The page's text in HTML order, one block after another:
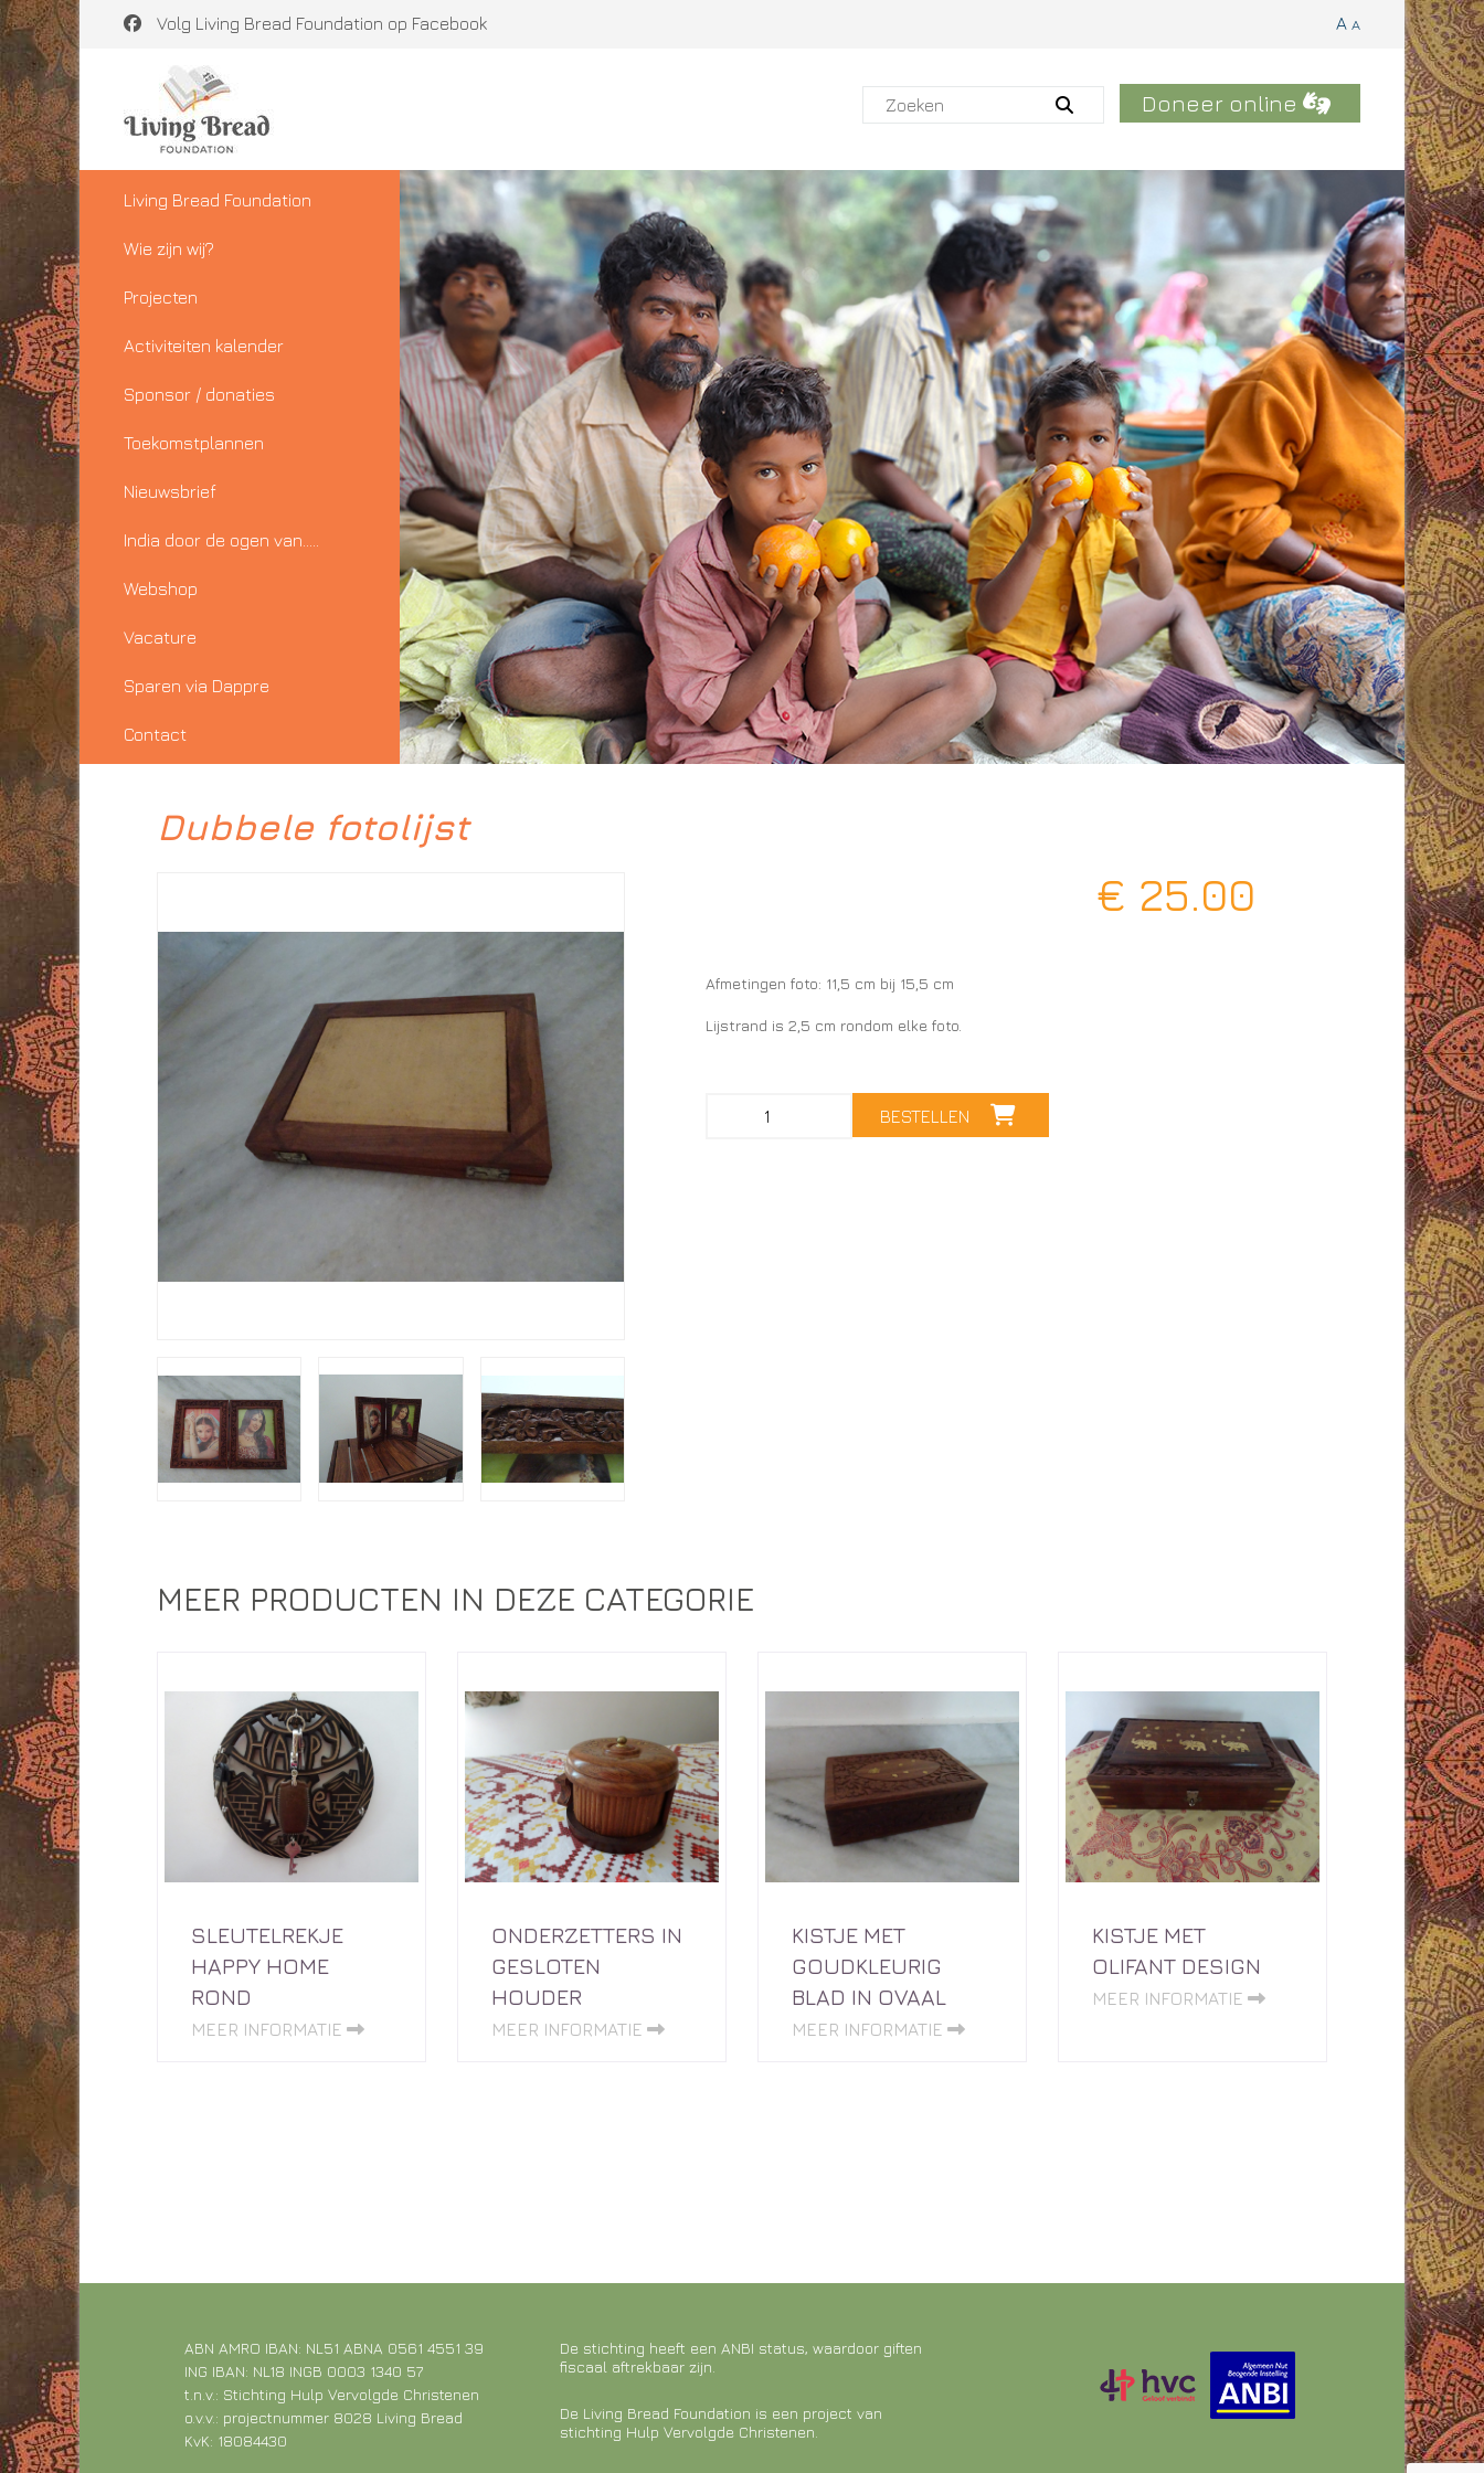
Volg Living Bread Foundation op Facebook A A
Doneer online
Living Bread Foundation
Wie zijn wij?
Projecten
Activiteiten kalender
Sponsor / donaties
Toekomstplannen
Nieuwsbrief
India door de ogen van…..
Webshop
Vacature
Sparen via Dappre
Contact
Dubbele fotolijst
€ 25.00
Afmetingen foto: 11,5 cm bij 15,5 cm
Lijstrand is 2,5 cm rondom elke foto.
BESTELLEN
MEER PRODUCTEN IN DEZE CATEGORIE
SLEUTELREKJE
HAPPY HOME
ROND
MEER INFORMATIE
ONDERZETTERS IN
GESLOTEN
HOUDER
MEER INFORMATIE
KISTJE MET
GOUDKLEURIG
BLAD IN OVAAL
MEER INFORMATIE
KISTJE MET
OLIFANT DESIGN
MEER INFORMATIE
ABN AMRO IBAN: NL51 ABNA 0561 4551 39
ING IBAN: NL18 INGB 0003 1340 57
t.n.v.: Stichting Hulp Vervolgde Christenen
o.v.v.: projectnummer 8028 Living Bread
KvK: 18084430
De stichting heeft een ANBI status, waardoor giften
fiscaal aftrekbaar zijn.
De Living Bread Foundation is een project van
stichting Hulp Vervolgde Christenen.